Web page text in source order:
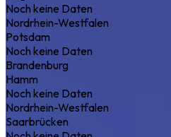
Noch keine Daten
Nordrhein-Westfalen
Potsdam
Noch keine Daten
Brandenburg
Hamm
Noch keine Daten
Nordrhein-Westfalen
Saarbrücken